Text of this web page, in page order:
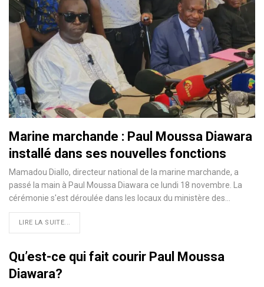
Marine marchande : Paul Moussa Diawara
installé dans ses nouvelles fonctions
Mamadou Diallo, directeur national de la marine marchande, a
passé la main à Paul Moussa Diawara ce lundi 18 novembre. La
cérémonie s'est déroulée dans les locaux du ministère des…
LIRE LA SUITE...
Qu’est-ce qui fait courir Paul Moussa
Diawara?